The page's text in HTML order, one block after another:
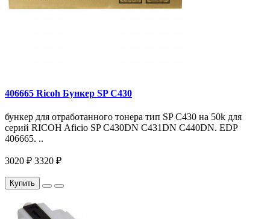
406665 Ricoh Бункер SP C430
бункер для отработанного тонера тип SP C430 на 50k для
серий RICOH Aficio SP C430DN C431DN C440DN. EDP
406665. ..
3020 ₽ 3320 ₽
Купить